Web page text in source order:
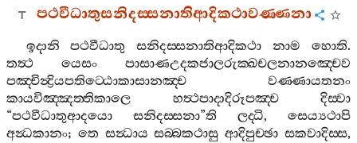
පථවීධාතුසනිදස‍්සනාතිආදිකථාවණ‍්ණනා
ඉදානි පථවීධාතු සනිදස‍්සනාතිආදිකථා නාම හොති.
තත්‍ථ
යෙසං
පාසාණඋදකජාලරුක‍්ඛචලනානඤ‍්චෙව
පඤ‍්චින්‍ද්‍රියපතිට‍්ඨොකාසානඤ‍්ච
වණ‍්ණායතනං
කායවිඤ‍්ඤත‍්තිකාලෙ
හත්‍ථපාදාදිරූපඤ‍්ච
දිස‍්වා
“පථවීධාතුආදයො සනිදස‍්සනා”ති ලද‍්ධි, සෙය්‍යථාපි
අන්‍ධකානං; තෙ සන්‍ධාය සබ‍්බකථාසු ආදිපුච‍්ඡා සකවාදිස‍්ස,